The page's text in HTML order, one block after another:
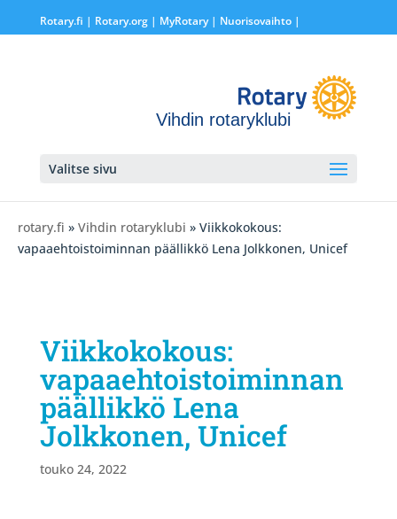
Rotary.fi | Rotary.org| MyRotary | Nuorisovaihto|
Vihdin rotaryklubi
Valitse sivu
rotary.fi » Vihdin rotaryklubi » Viikkokokous:
vapaaehtoistoiminnan päällikkö Lena Jolkkonen, Unicef
Viikkokokous:
vapaaehtoistoiminnan
päällikkö Lena
Jolkkonen, Unicef
touko 24, 2022